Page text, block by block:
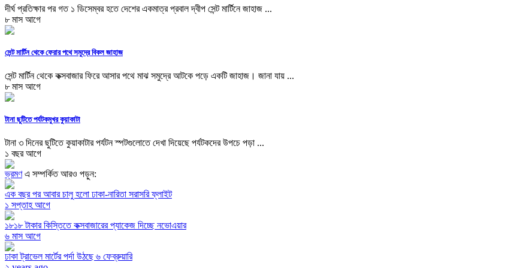
দীর্ঘ প্রতিক্ষার পর গত ১ ডিসেম্বর হতে দেশের একমাত্র প্রবাল দ্বীপ সেন্ট মার্টিনে জাহাজ ...
৮ মাস আগে
সেন্ট মার্টিন থেকে ফেরার পথে সমুদ্রে বিকল জাহাজ
সেন্ট মার্টিন থেকে কক্সবাজার ফিরে আসার পথে মাঝ সমুদ্রে আটকে পড়ে একটি জাহাজ। জানা যায় ...
৮ মাস আগে
টানা ছুটিতে পর্যটকমুখর কুয়াকাটা
টানা ৩ দিনের ছুটিতে কুয়াকাটার পর্যটন স্পটগুলোতে দেখা দিয়েছে পর্যটকদের উপচে পড়া ...
১ বছর আগে
ভ্রমণএ সম্পর্কিত আরও পড়ুন:
এক বছর পর আবার চালু হলো ঢাকা-নারিতা সরাসরি ফ্লাইট
১ সপ্তাহ আগে
১৮১৮ টাকার কিস্তিতে কক্সবাজারের প্যাকেজ দিচ্ছে নভোএয়ার
৬ মাস আগে
ঢাকা ট্রাভেল মার্টের পর্দা উঠছে ৬ ফেব্রুয়ারি